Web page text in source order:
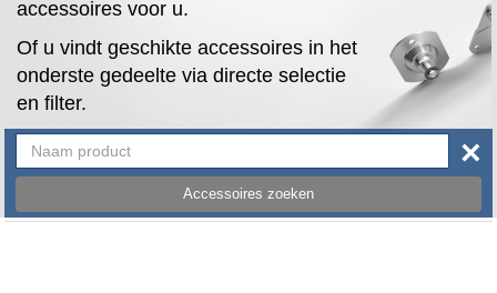
accessoires voor u.
Of u vindt geschikte accessoires in het
onderste gedeelte via directe selectie
en filter.
Accessoires zoeken
×